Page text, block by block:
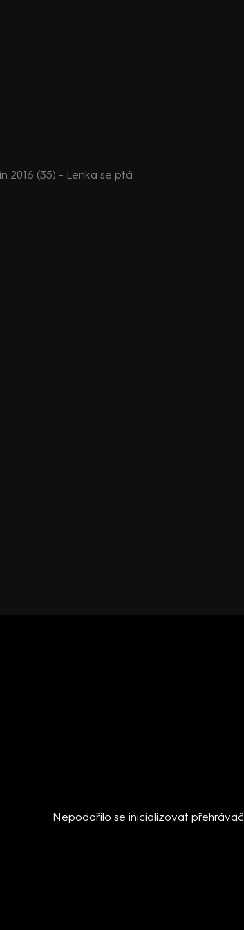
2016 (35) - Lenka se ptá
Nepodařilo se inicializovat přehrávač